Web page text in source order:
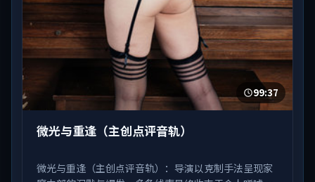
99:37
微光与重逢（主创点评音轨）
微光与重逢（主创点评音轨）：导演以克制手法呈现家